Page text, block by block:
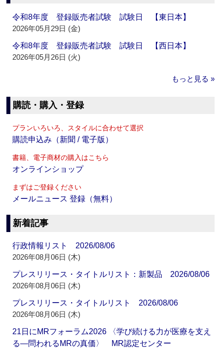
令和8年度 登録販売者試験 試験日 【東日本】
2026年05月29日 (金)
令和8年度 登録販売者試験 試験日 【西日本】
2026年05月26日 (火)
もっと見る »
購読・購入・登録
プランいろいろ、スタイルに合わせて選択
購読申込み（新聞 / 電子版）
書籍、電子商材の購入はこちら
オンラインショップ
まずはご登録ください
メールニュース 登録（無料）
新着記事
行政情報リスト 2026/08/06
2026年08月06日 (木)
プレスリリース・タイトルリスト：新製品 2026/08/06
2026年08月06日 (木)
プレスリリース・タイトルリスト 2026/08/06
2026年08月06日 (木)
21日にMRフォーラム2026 〈学び続ける力が医療を支え
る―問われるMRの真価〉 MR認定センター